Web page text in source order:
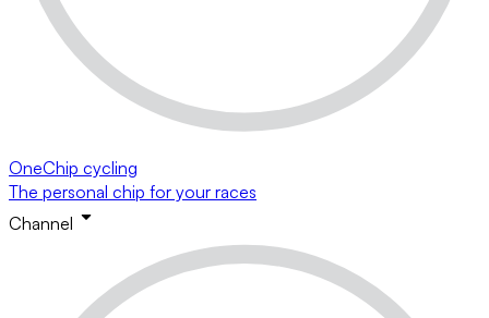
OneChip cycling
The personal chip for your races
Channel